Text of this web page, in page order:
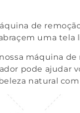
de
uma tela
máquina
pode ajudar
natural